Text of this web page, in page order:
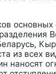
основных
из всех
наносят